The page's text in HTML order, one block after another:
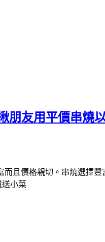
朋友用平價串燒
而且價格親切。 串燒選擇豐
送小菜